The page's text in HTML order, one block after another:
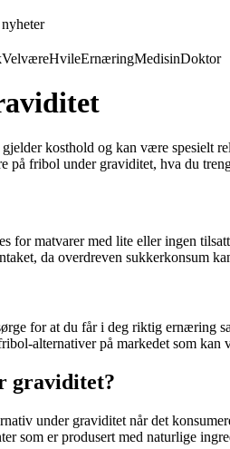
VelværeHvileErnæringMedisinDoktor
kosthold og kan være spesielt
på fribol under graviditet, hva du
for matvarer med lite eller ingen
da overdreven sukkerkonsum
for at du får i deg riktig ernæring
alternativer på markedet som
graviditet?
under graviditet når det
som er produsert med naturlige